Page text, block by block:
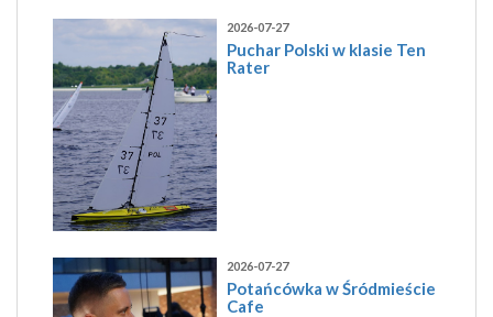
2026-07-27
Puchar Polski w klasie Ten
Rater
2026-07-27
Potańcówka w Śródmieście
Cafe